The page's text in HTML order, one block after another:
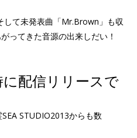
て未発表曲「Mr.Brown」も収
ってきた音源の出来しだい！
配信リリースで
STUDIO2013からも数